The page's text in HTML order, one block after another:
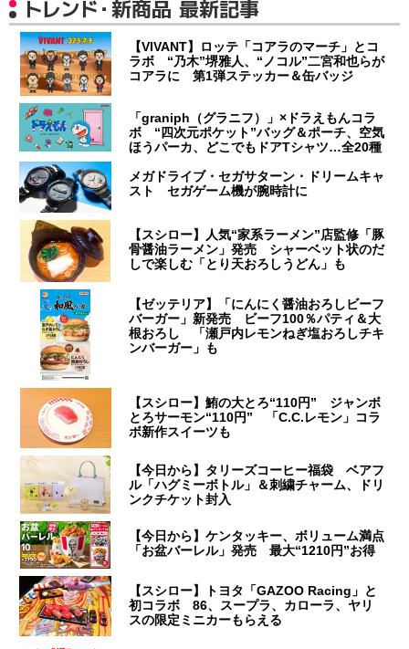
トレンド・新商品 最新記事
【VIVANT】ロッテ「コアラのマーチ」とコ
ラボ “乃木”堺雅人、“ノコル”二宮和也らが
コアラに 第1弾ステッカー＆缶バッジ
「graniph（グラニフ）」×ドラえもんコラ
ボ “四次元ポケット”バッグ＆ポーチ、空気
ほうパーカ、どこでもドアTシャツ…全20種
メガドライブ・セガサターン・ドリームキャ
スト セガゲーム機が腕時計に
【スシロー】人気“家系ラーメン”店監修「豚
骨醤油ラーメン」発売 シャーベット状のだ
しで楽しむ「とり天おろしうどん」も
【ゼッテリア】「にんにく醤油おろしビーフ
バーガー」新発売 ビーフ100％パティ＆大
根おろし 「瀬戸内レモンねぎ塩おろしチキ
ンバーガー」も
【スシロー】鮪の大とろ“110円” ジャンボ
とろサーモン“110円” 「C.C.レモン」コラ
ボ新作スイーツも
【今日から】タリーズコーヒー福袋 ベアフ
ル「ハグミーボトル」＆刺繍チャーム、ドリ
ンクチケット封入
【今日から】ケンタッキー、ボリューム満点
「お盆バーレル」発売 最大“1210円”お得
【スシロー】トヨタ「GAZOO Racing」と
初コラボ 86、スープラ、カローラ、ヤリ
スの限定ミニカーもらえる